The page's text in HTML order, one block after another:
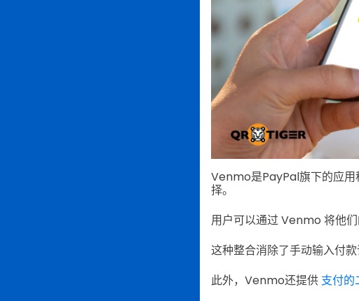
Venmo是PayPal旗下的应用
择。
用户可以通过 Venmo 将他
这种整合消除了手动输入付
此外，Venmo还提供支付的